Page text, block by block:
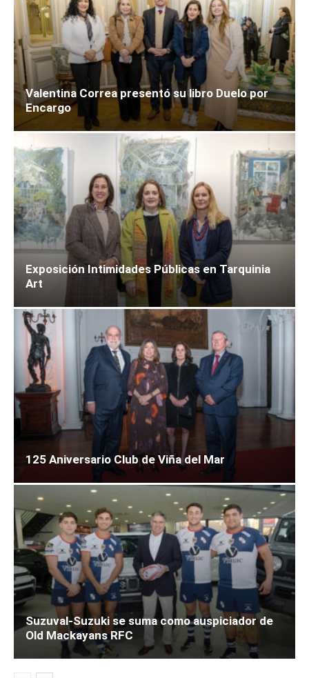
Valentina Correa presentó su libro Duelo por
Encargo
Exposición Intimidades Públicas en Tarquinia
Art
125 Aniversario Club de Viña del Mar
Suzuval-Suzuki se suma como auspiciador de
Old Mackayans RFC